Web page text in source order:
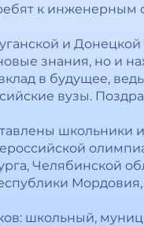
к инженерным
и
знания, но и
в будущее,
вузы.
школьники
Челябинской
школьный,